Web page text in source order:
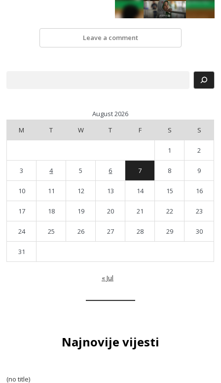
Leave a comment
August 2026
M
T W T F S S
1 2
3 4 5 6 7 8 9
10 11 12 13 14 15 16
17 18 19 20 21 22 23
24 25 26 27 28 29 30
31
« Jul
Najnovije vijesti
(no title)